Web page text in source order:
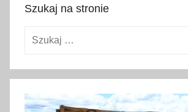
a
0
6
Szukaj na stronie
Szukaj: